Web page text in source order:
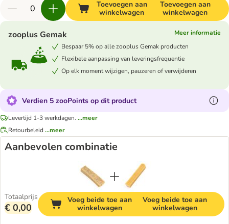
Toevoegen aan
winkelwagen
Toevoegen aan
winkelwagen
zooplus Gemak
Meer informatie
Bespaar 5% op alle zooplus Gemak producten
Flexibele aanpassing van leveringsfrequentie
Op elk moment wijzigen, pauzeren of verwijderen
Verdien 5 zooPoints op dit product
Levertijd 1-3 werkdagen. ...meer
Retourbeleid ...meer
Aanbevolen combinatie
Totaalprijs
€ 0,00
Voeg beide toe aan
winkelwagen
Voeg beide toe aan
winkelwagen